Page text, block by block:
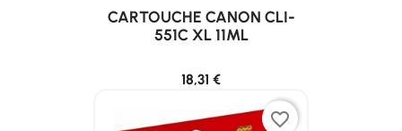
CARTOUCHE CANON CLI-
551C XL 11ML
18,31 €
favorite_border